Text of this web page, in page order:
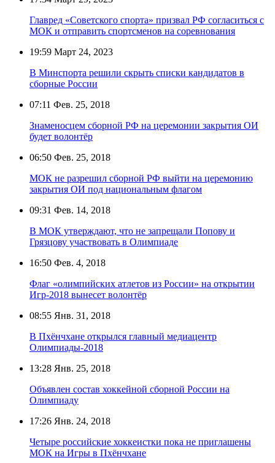
Главред «Советского спорта» призвал РФ согласиться с
МОК и отправить спортсменов на соревнования
19:59 Март 24, 2023
В Минспорта решили скрыть списки кандидатов в
сборные России
07:11 Фев. 25, 2018
Знаменосцем сборной РФ на церемонии закрытия ОИ
будет волонтёр
06:50 Фев. 25, 2018
МОК не разрешил сборной РФ выйти на церемонию
закрытия ОИ под национальным флагом
09:31 Фев. 14, 2018
В МОК утверждают, что не запрещали Попову и
Грязцову участвовать в Олимпиаде
16:50 Фев. 4, 2018
Флаг «олимпийских атлетов из России» на открытии
Игр-2018 вынесет волонтёр
08:55 Янв. 31, 2018
В Пхёнчхане открылся главный медиацентр
Олимпиады-2018
13:28 Янв. 25, 2018
Объявлен состав хоккейной сборной России на
Олимпиаду
17:26 Янв. 24, 2018
Четыре российские хоккеистки пока не приглашены
МОК на Игры в Пхёнчхане